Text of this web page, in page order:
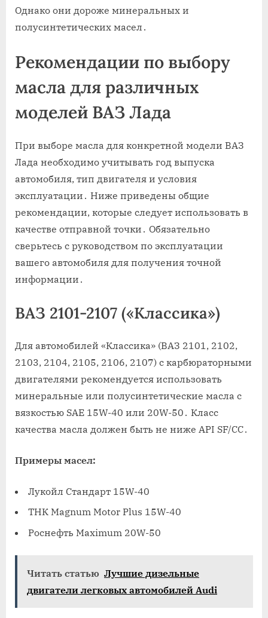
Однако они дороже минеральных и
полусинтетических масел․
Рекомендации по выбору
масла для различных
моделей ВАЗ Лада
При выборе масла для конкретной модели ВАЗ
Лада необходимо учитывать год выпуска
автомобиля, тип двигателя и условия
эксплуатации․ Ниже приведены общие
рекомендации, которые следует использовать в
качестве отправной точки․ Обязательно
сверьтесь с руководством по эксплуатации
вашего автомобиля для получения точной
информации․
ВАЗ 2101-2107 («Классика»)
Для автомобилей «Классика» (ВАЗ 2101, 2102,
2103, 2104, 2105, 2106, 2107) с карбюраторными
двигателями рекомендуется использовать
минеральные или полусинтетические масла с
вязкостью SAE 15W-40 или 20W-50․ Класс
качества масла должен быть не ниже API SF/CC․
Примеры масел:
Лукойл Стандарт 15W-40
ТНК Magnum Motor Plus 15W-40
Роснефть Maximum 20W-50
Читать статью Лучшие дизельные
двигатели легковых автомобилей Audi